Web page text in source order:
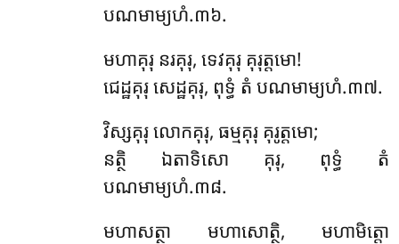
បណមាម្យហំ.៣៦.
មហាគុរុ នរគុរុ, ទេវគុរុ គុរុត្តមោ!
ជេដ្ឋគុរុ សេដ្ឋគុរុ, ពុទ្ធំ តំ បណមាម្យហំ.៣៧.
វិស្សគុរុ លោកគុរុ, ធម្មគុរុ គុរូត្តមោ;
នត្ថិ ឯតាទិសោ គុរុ, ពុទ្ធំ តំ
បណមាម្យហំ.៣៨.
មហាសត្ថា មហាសោត្ថិ, មហាមិត្តោ